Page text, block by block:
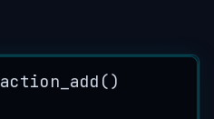
action_add ()